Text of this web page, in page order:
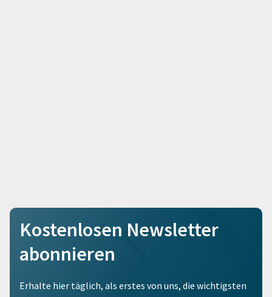
Kostenlosen Newsletter
abonnieren
Erhalte hier täglich, als erstes von uns, die wichtigsten